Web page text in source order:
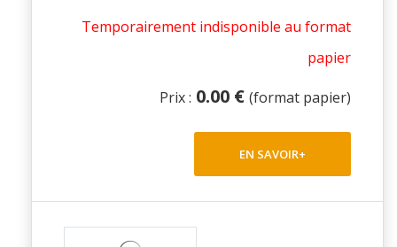
Temporairement indisponible au format
papier
Prix : 0.00 € (format papier)
EN SAVOIR+